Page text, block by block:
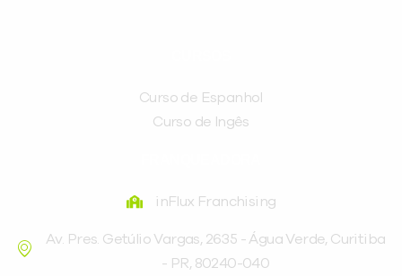
Curso de Espanhol
Curso de Ingês
inFlux Franchising
Av. Pres. Getúlio Vargas, 2635 - Água Verde, Curitiba
- PR, 80240-040